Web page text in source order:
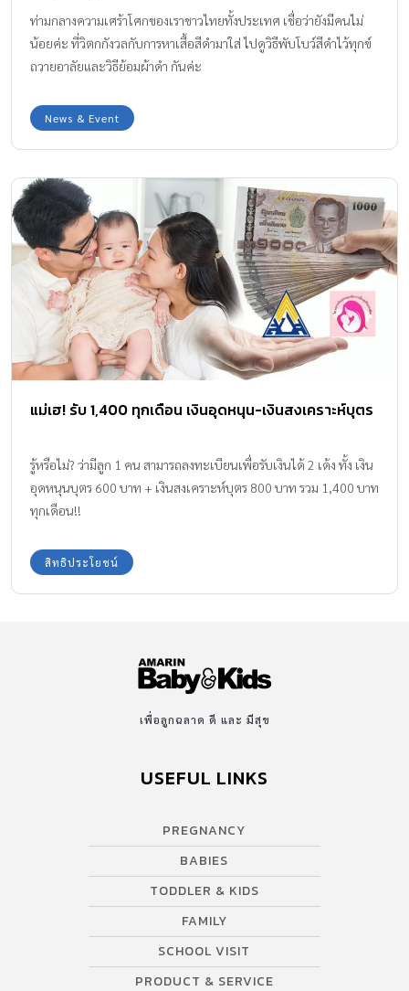
ท่ามกลางความเศร้าโศกของเราชาวไทยทั้งประเทศ เชื่อว่ายังมีคนไม่
น้อยค่ะ ที่วิตกกังวลกับการหาเสื้อสีดำมาใส่ ไปดูวิธีพับโบว์สีดำไว้ทุกข์
ถวายอาลัยและวิธีย้อมผ้าดำ กันค่ะ
News & Event
แม่เฮ! รับ 1,400 ทุกเดือน เงินอุดหนุน-เงินสงเคราะห์บุตร
รู้หรือไม่? ว่ามีลูก 1 คน สามารถลงทะเบียนเพื่อรับเงินได้ 2 เด้ง ทั้ง เงิน
อุดหนุนบุตร 600 บาท + เงินสงเคราะห์บุตร 800 บาท รวม 1,400 บาท
ทุกเดือน!!
สิทธิประโยชน์
เพื่อลูกฉลาด ดี และ มีสุข
USEFUL LINKS
PREGNANCY
BABIES
TODDLER & KIDS
FAMILY
SCHOOL VISIT
PRODUCT & SERVICE